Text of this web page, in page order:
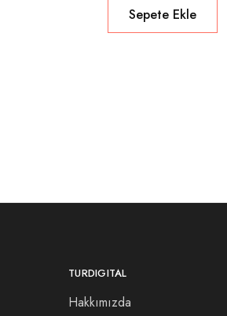
Sepete Ekle
TURDIGITAL
Hakkımızda